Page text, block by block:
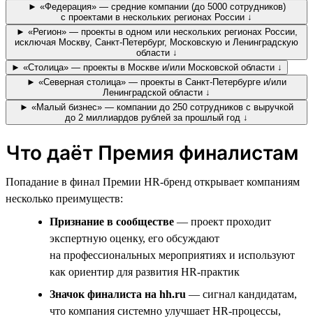
► «Федерация» — средние компании (до 5000 сотрудников)
с проектами в нескольких регионах России ↓
► «Регион» — проекты в одном или нескольких регионах России,
исключая Москву, Санкт-Петербург, Московскую и Ленинградскую
области ↓
► «Столица» — проекты в Москве и/или Московской области ↓
► «Северная столица» — проекты в Санкт-Петербурге и/или
Ленинградской области ↓
► «Малый бизнес» — компании до 250 сотрудников с выручкой
до 2 миллиардов рублей за прошлый год ↓
Что даёт Премия финалистам
Попадание в финал Премии HR-бренд открывает компаниям
несколько преимуществ:
Признание в сообществе — проект проходит
экспертную оценку, его обсуждают
на профессиональных мероприятиях и используют
как ориентир для развития HR-практик
Значок финалиста на hh.ru — сигнал кандидатам,
что компания системно улучшает HR-процессы,